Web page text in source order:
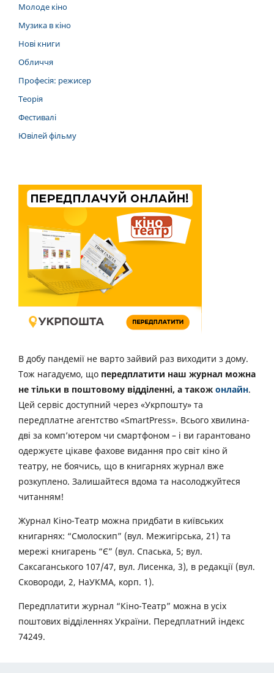
Молоде кіно
Музика в кіно
Нові книги
Обличчя
Професія: режисер
Теорія
Фестивалі
Ювілей фільму
В добу пандемії не варто зайвий раз виходити з дому.
Тож нагадуємо, що передплатити наш журнал можна
не тільки в поштовому відділенні, а також онлайн.
Цей сервіс доступний через «Укрпошту» та
передплатне агентство «SmartPress». Всього хвилина-
дві за комп’ютером чи смартфоном – і ви гарантовано
одержуєте цікаве фахове видання про світ кіно й
театру, не боячись, що в книгарнях журнал вже
розкуплено. Залишайтеся вдома та насолоджуйтеся
читанням!
Журнал Кіно-Театр можна придбати в київських
книгарнях: “Смолоскип” (вул. Межигірська, 21) та
мережі книгарень “Є” (вул. Спаська, 5; вул.
Саксаганського 107/47, вул. Лисенка, 3), в редакції (вул.
Сковороди, 2, НаУКМА, корп. 1).
Передплатити журнал “Кіно-Театр” можна в усіх
поштових відділеннях України. Передплатний індекс
74249.